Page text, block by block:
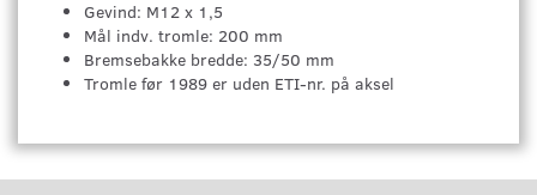
Gevind: M12 x 1,5
Mål indv. tromle: 200 mm
Bremsebakke bredde: 35/50 mm
Tromle før 1989 er uden ETI-nr. på aksel